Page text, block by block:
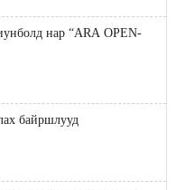
нар “ARA OPEN-
байршлууд